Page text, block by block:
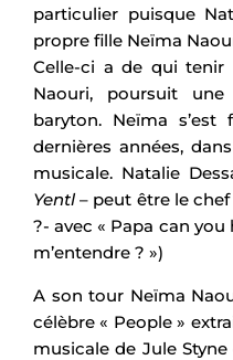
particulier puisque
propre fille Neïma
Celle-ci a de qui tenir
Naouri, poursuit
baryton. Neïma
dernières années,
musicale. Natalie
Yentl– peut être le
?- avec « Papa can you
m’entendre ? »)
A son tour Neïma
célèbre « People »
musicale de Jule